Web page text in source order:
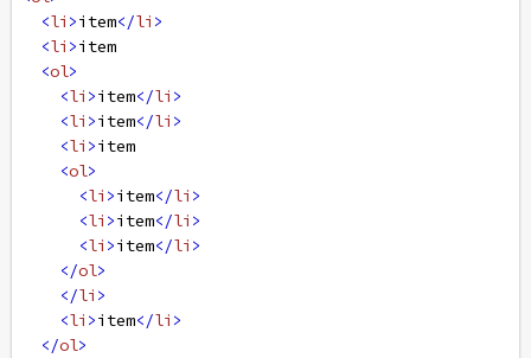
<li >item</li >
<li >
<ol>
<li >item</li >
<li >item</li >
<li >item
<ol>
<li >item</li >
<li >item</li >
<li >item</li >
</ol>
</li >
<li >item</li >
</ol>